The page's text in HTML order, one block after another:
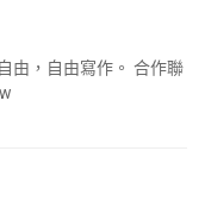
由，自由寫作。 合作聯